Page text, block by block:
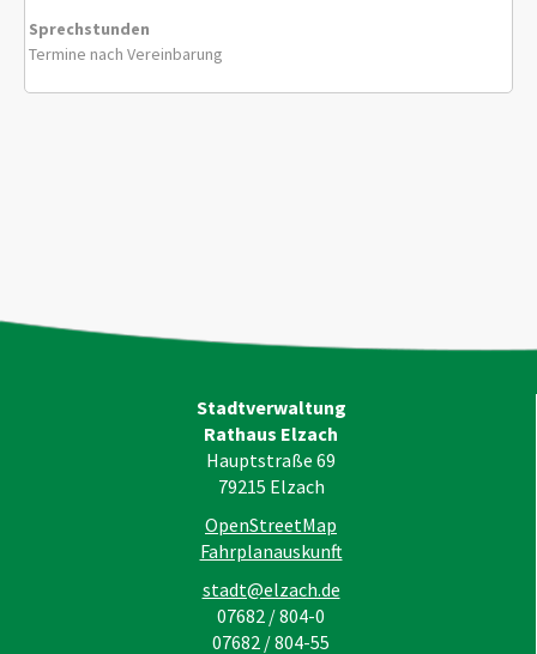
Sprechstunden
Termine nach Vereinbarung
Stadtverwaltung
Rathaus Elzach
Hauptstraße 69
79215 Elzach
OpenStreetMap
Fahrplanauskunft
stadt@elzach.de
07682 / 804-0
07682 / 804-55